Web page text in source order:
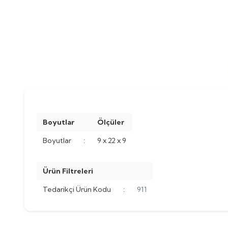
Boyutlar
Ölçüler
Boyutlar
: 9 x 22 x 9
Ürün Filtreleri
Tedarikçi Ürün Kodu
: 911